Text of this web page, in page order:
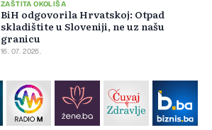
ZAŠTITA OKOLIŠA
BiH odgovorila Hrvatskoj: Otpad
skladištite u Sloveniji, ne uz našu
granicu
16. 07. 2026.